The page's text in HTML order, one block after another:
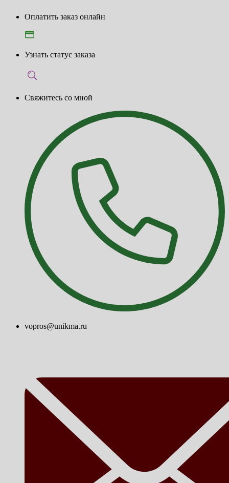
Оплатить заказ онлайн
Узнать статус заказа
Свяжитесь со мной
vopros@unikma.ru